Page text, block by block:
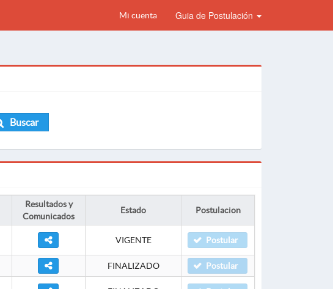
Mi cuenta Guia de Postulación
Buscar
Resultados y
Comunicados
Estado Postulacion
VIGENTE Postular
FINALIZADO Postular